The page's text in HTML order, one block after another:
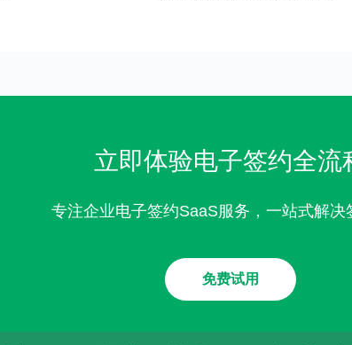
立即体验电子签约全流
专注企业电子签约SaaS服务，一站式解决
免费试用